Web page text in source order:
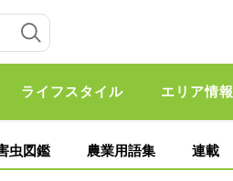
ライフスタイル エリア情報
虫図鑑 農業用語集 連載